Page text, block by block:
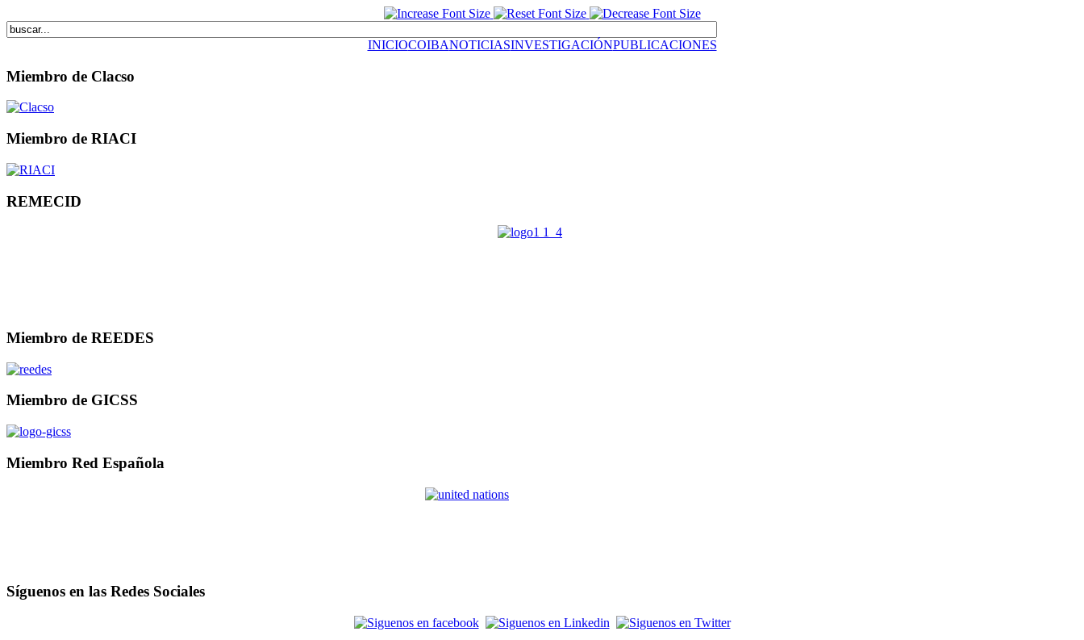
INICIOCOIBANOTICIASINVESTIGACIÓNPUBLICACIONES
Miembro de Clacso
Miembro de RIACI
REMECID
Miembro de REEDES
Miembro de GICSS
Miembro Red Española
Síguenos en las Redes Sociales